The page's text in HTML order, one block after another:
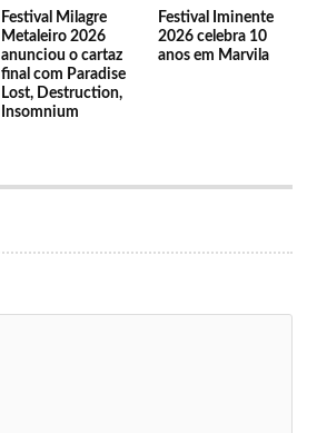
Bizarra Locomotiva
Festival Milagre
Metaleiro 2026
anunciou o cartaz
final com Paradise
Lost, Destruction,
Insomnium
Festival Iminente
2026 celebra 10
anos em Marvila